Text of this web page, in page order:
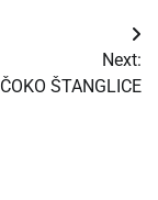
Next:
ČOKO ŠTANGLICE